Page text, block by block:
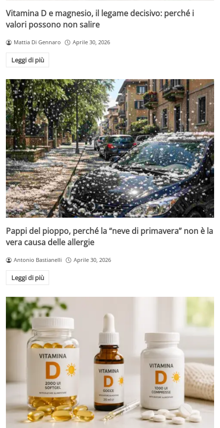
Vitamina D e magnesio, il legame decisivo: perché i
valori possono non salire
Mattia Di Gennaro Aprile 30, 2026
Leggi di più
Pappi del pioppo, perché la “neve di primavera” non è la
vera causa delle allergie
Antonio Bastianelli Aprile 30, 2026
Leggi di più